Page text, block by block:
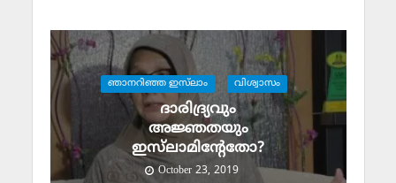
ഞാനറിഞ്ഞ ഇസ്‌ലാം വിശ്വാസം
ദാരിദ്ര്യവും
അജ്ഞതയും
ഇസ്‌ലാമിന്റേതോ?
October 23, 2019